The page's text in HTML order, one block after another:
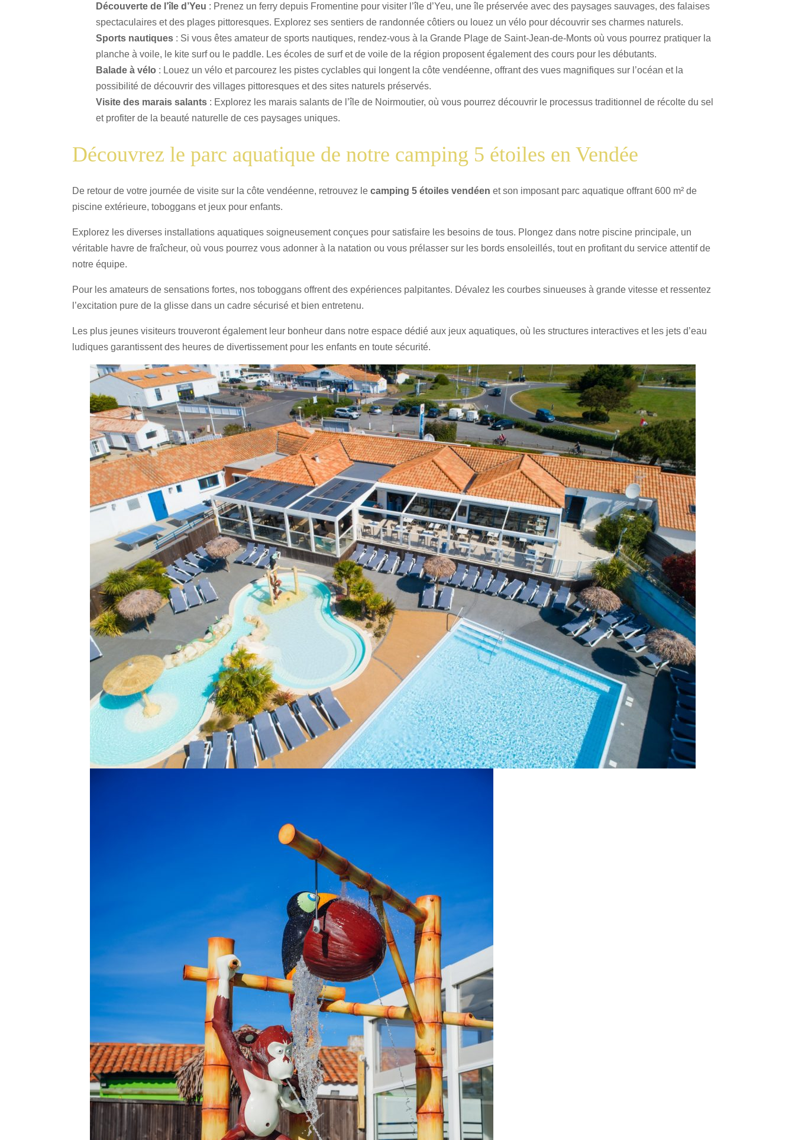
Découverte de l’île d’Yeu : Prenez un ferry depuis Fromentine pour visiter l’île d’Yeu, une île préservée avec des paysages sauvages, des falaises
spectaculaires et des plages pittoresques. Explorez ses sentiers de randonnée côtiers ou louez un vélo pour découvrir ses charmes naturels.
Sports nautiques : Si vous êtes amateur de sports nautiques, rendez-vous à la Grande Plage de Saint-Jean-de-Monts où vous pourrez pratiquer la
planche à voile, le kite surf ou le paddle. Les écoles de surf et de voile de la région proposent également des cours pour les débutants.
Balade à vélo : Louez un vélo et parcourez les pistes cyclables qui longent la côte vendéenne, offrant des vues magnifiques sur l’océan et la
possibilité de découvrir des villages pittoresques et des sites naturels préservés.
Visite des marais salants : Explorez les marais salants de l’île de Noirmoutier, où vous pourrez découvrir le processus traditionnel de récolte du sel
et profiter de la beauté naturelle de ces paysages uniques.
Découvrez le parc aquatique de notre camping 5 étoiles en Vendée
De retour de votre journée de visite sur la côte vendéenne, retrouvez le camping 5 étoiles vendéen et son imposant parc aquatique offrant 600 m² de
piscine extérieure, toboggans et jeux pour enfants.
Explorez les diverses installations aquatiques soigneusement conçues pour satisfaire les besoins de tous. Plongez dans notre piscine principale, un
véritable havre de fraîcheur, où vous pourrez vous adonner à la natation ou vous prélasser sur les bords ensoleillés, tout en profitant du service attentif de
notre équipe.
Pour les amateurs de sensations fortes, nos toboggans offrent des expériences palpitantes. Dévalez les courbes sinueuses à grande vitesse et ressentez
l’excitation pure de la glisse dans un cadre sécurisé et bien entretenu.
Les plus jeunes visiteurs trouveront également leur bonheur dans notre espace dédié aux jeux aquatiques, où les structures interactives et les jets d’eau
ludiques garantissent des heures de divertissement pour les enfants en toute sécurité.